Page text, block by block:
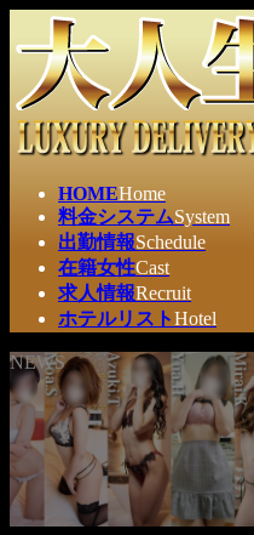
ン
ン
ツ
へ
ビ
ー
シ
ョ
HOMEHome
料金システムSystem
出勤情報Schedule
在籍女性Cast
求人情報Recruit
ホテルリストHotel
NEWS